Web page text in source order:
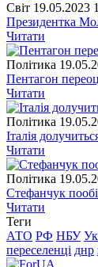
Свiт 19.05.2023
Президентка
Читати
Полiтика
Пентагон
Читати
Полiтика
Італія
Читати
Полiтика
Стефанчук
Читати
Теги
АТО РФ НБУ
переселенці днр